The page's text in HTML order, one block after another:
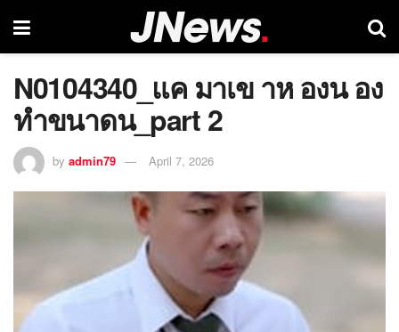
N0104340_แค มาเข าห องน อง
ทำขนาดน_part 2
by admin79 April 7, 2026